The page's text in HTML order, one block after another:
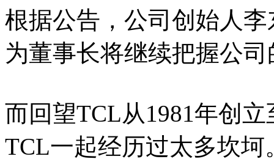
根据公告，公司创始人
为董事长将继续把握公
而回望TCL从1981年创
TCL一起经历过太多坎坷